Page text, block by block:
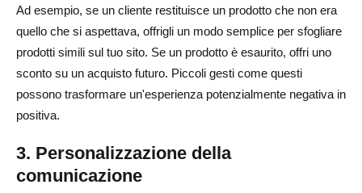
Ad esempio, se un cliente restituisce un prodotto che non era
quello che si aspettava, offrigli un modo semplice per sfogliare
prodotti simili sul tuo sito. Se un prodotto è esaurito, offri uno
sconto su un acquisto futuro. Piccoli gesti come questi
possono trasformare un'esperienza potenzialmente negativa in
positiva.
3. Personalizzazione della
comunicazione